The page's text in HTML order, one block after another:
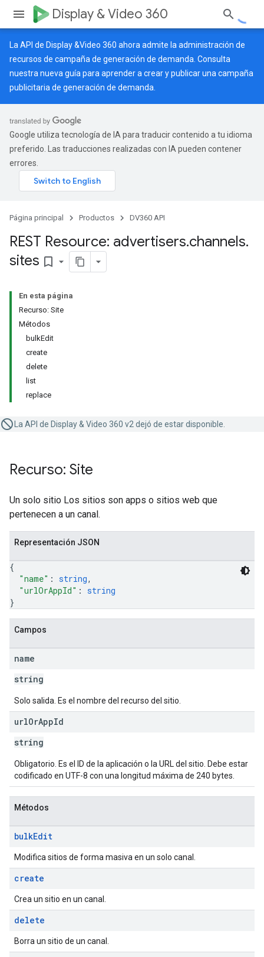
Display & Video 360
La API de Display &Video 360 ahora admite la administración de
recursos de campaña de generación de demanda. Consulta
nuestra nueva guía para aprender a crear y publicar una campaña
publicitaria de generación de demanda.
Google utiliza tecnología de IA para traducir contenido a tu idioma
preferido. Las traducciones realizadas con IA pueden contener
errores.
Página principal Productos DV360 API
REST Resource: advertisers.channels.
sites bookmark_border
En esta página
Recurso: Site
Métodos
bulkEdit
create
delete
list
replace
La API de Display & Video 360 v2 dejó de estar disponible.
Recurso: Site
Un solo sitio Los sitios son apps o sitios web que
pertenecen a un canal.
Representación JSON
{
"name" : string,
"urlOrAppId" : string
}
Campos
name
string
Solo salida. Es el nombre del recurso del sitio.
urlOrAppId
string
Obligatorio. Es el ID de la aplicación o la URL del sitio. Debe estar
codificado en UTF-8 con una longitud máxima de 240 bytes.
Métodos
bulkEdit
Modifica sitios de forma masiva en un solo canal.
create
Crea un sitio en un canal.
delete
Borra un sitio de un canal.